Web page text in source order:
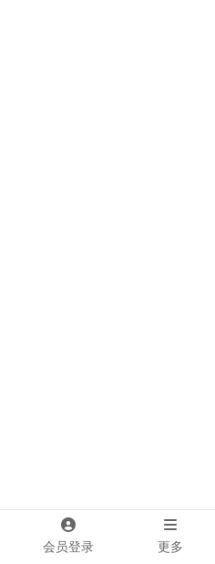
会员登录 更多